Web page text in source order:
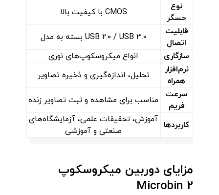
نوع
حسگر
CMOS با کیفیت بالا
قابلیت
اتصال
USB ۲.۰ / USB ۳.۰ بسته به مدل
سازگاری
انواع میکروسکوپ‌های نوری
نرم‌افزار
همراه
تحلیل، اندازه‌گیری و ذخیره تصاویر
سرعت
فریم
مناسب برای مشاهده و ثبت تصاویر زنده
کاربردها
آموزش، تحقیقات علمی، آزمایشگاه‌های
صنعتی و آموزشی
مزایای دوربین میکروسکوپ
Microbin ۲